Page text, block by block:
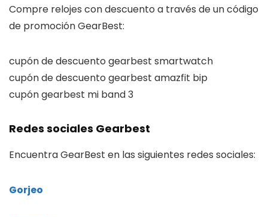
Compre relojes con descuento a través de un código
de promoción GearBest:
cupón de descuento gearbest smartwatch
cupón de descuento gearbest amazfit bip
cupón gearbest mi band 3
Redes sociales Gearbest
Encuentra GearBest en las siguientes redes sociales:
Gorjeo